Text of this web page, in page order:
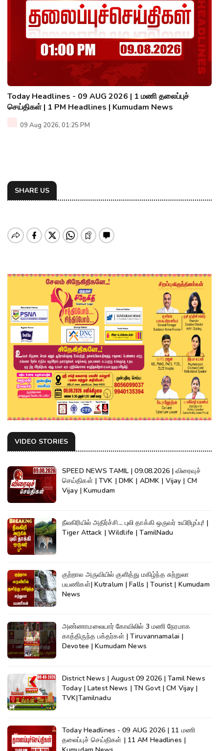
Today Headlines - 09 AUG 2026 | 1 மணி தலைப்புச்
செய்திகள் | 1 PM Headlines | Kumudam News
09 Aug 2026, 01:25 PM
SHARE US
VIDEO STORIES
SPEED NEWS TAMIL | 09.08.2026 | விரைவுச்
செய்திகள் | TVK | DMK | ADMK | Vijay | CM
Vijay | Kumudam
நீலகிரியில் அதிர்ச்சி... புலி தாக்கி ஒருவர் உயிரிழப்பு! |
Tiger Attack | Wildlife | TamilNadu
குற்றால அருவியில் குளித்து மகிழ்ந்த சுற்றுலா
பயணிகள்| Kutralum | Falls | Tourist | Kumudam
News
அண்ணாமலையார் கோவிலில் 3 மணி நேரமாக
காத்திருந்த பக்தர்கள் | Tiruvannamalai |
Devotee | Kumudam News
District News | August 09 2026 | Tamil News
Today | Latest News | TN Govt | CM Vijay |
TVK|Tamilnadu
Today Headlines - 09 AUG 2026 | 11 மணி
தலைப்புச் செய்திகள் | 11 AM Headlines |